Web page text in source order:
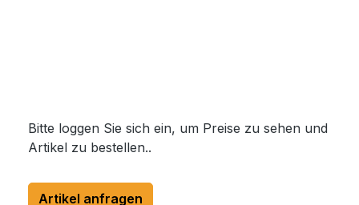
Bitte loggen Sie sich ein, um Preise zu sehen und
Artikel zu bestellen..
Artikel anfragen